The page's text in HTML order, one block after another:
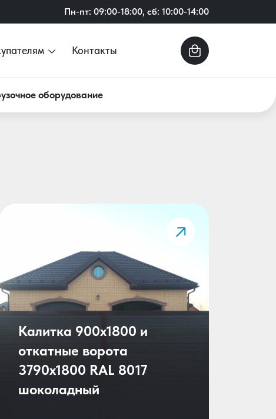
Пн-пт: 09:00-18:00, сб: 10:00-14:00
Контакты
оборудование
Калитка 900х1800 и
откатные ворота
3790х1800 RAL 8017
шоколадный